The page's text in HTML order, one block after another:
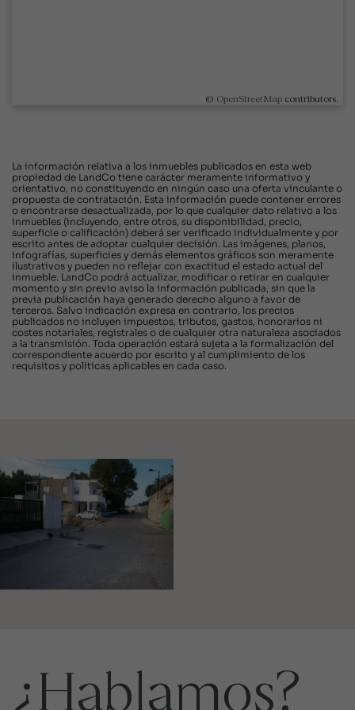
© OpenStreetMap contributors.
La información relativa a los inmuebles publicados en esta web
propiedad de LandCo tiene carácter meramente informativo y
orientativo, no constituyendo en ningún caso una oferta vinculante o
propuesta de contratación. Esta información puede contener errores
o encontrarse desactualizada, por lo que cualquier dato relativo a los
inmuebles (incluyendo, entre otros, su disponibilidad, precio,
superficie o calificación) deberá ser verificado individualmente y por
escrito antes de adoptar cualquier decisión. Las imágenes, planos,
infografías, superficies y demás elementos gráficos son meramente
ilustrativos y pueden no reflejar con exactitud el estado actual del
inmueble. LandCo podrá actualizar, modificar o retirar en cualquier
momento y sin previo aviso la información publicada, sin que la
previa publicación haya generado derecho alguno a favor de
terceros. Salvo indicación expresa en contrario, los precios
publicados no incluyen impuestos, tributos, gastos, honorarios ni
costes notariales, registrales o de cualquier otra naturaleza asociados
a la transmisión. Toda operación estará sujeta a la formalización del
correspondiente acuerdo por escrito y al cumplimiento de los
requisitos y políticas aplicables en cada caso.
¿Hablamos?